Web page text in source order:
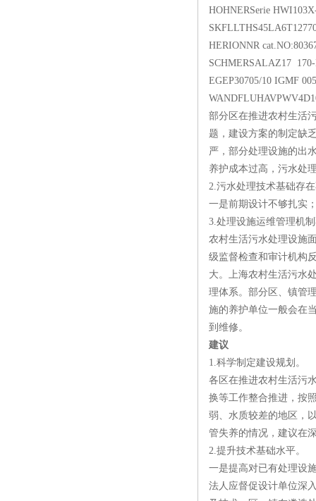
HOHNERSerie
HERIONNR
SCHMERSALAZ17
EGEP30705/10 IGMF
部分区在推进农村生活
题，建设方案的制定缺
严，部分处理设施的出
养护成本过高，污水处
2.污水处理技术基础存
一是前期设计不够扎实
3.处理设施运维管理机
农村生活污水处理设施
级监督检查和审计机构
大。上海农村生活污水
理体系。部分区、镇管
施的养护单位一般会在
到维修。
建议
1.科学制定建设规划。
各区在推进农村生活污
换等工作整合推进，按
弱、水质较差的地区，
管失养的情况，建议在
2.提升技术基础水平。
一是提高对已有处理设
法人应督促设计单位深